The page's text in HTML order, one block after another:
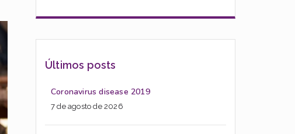
Últimos posts
Coronavirus disease 2019
7 de agosto de 2026